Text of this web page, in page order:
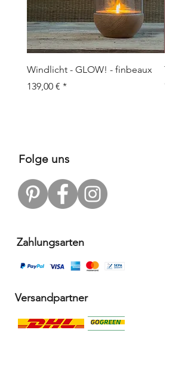
Windlicht - GLOW! - finbeaux
Prix
139,00 €
Topf/
Folge uns
Zahlungsarten
Versandpartner